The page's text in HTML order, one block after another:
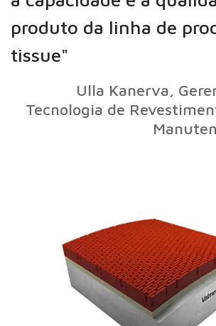
produto da linha de
tissue"
Ulla Kanerva,
Tecnologia de